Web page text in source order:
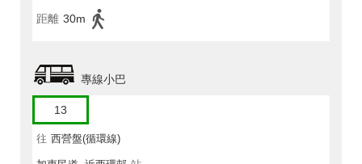
距離 30m
專線小巴
13
往 西營盤(循環線)